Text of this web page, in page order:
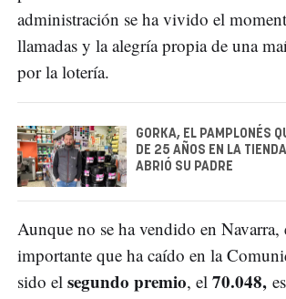
administración se ha vivido el
llamadas y la alegría propia de una
por la lotería.
GORKA, EL PAMPLONÉS
DE 25 AÑOS EN LA
ABRIÓ SU PADRE
Aunque no se ha vendido en Navarra,
importante que ha caído en la
sido el segundo premio, el 70.048,